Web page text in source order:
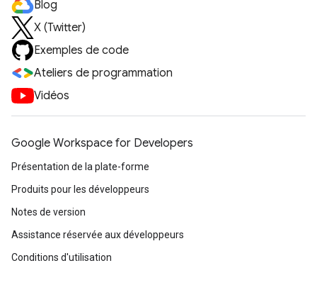
Blog
X (Twitter)
Exemples de code
Ateliers de programmation
Vidéos
Google Workspace for Developers
Présentation de la plate-forme
Produits pour les développeurs
Notes de version
Assistance réservée aux développeurs
Conditions d'utilisation